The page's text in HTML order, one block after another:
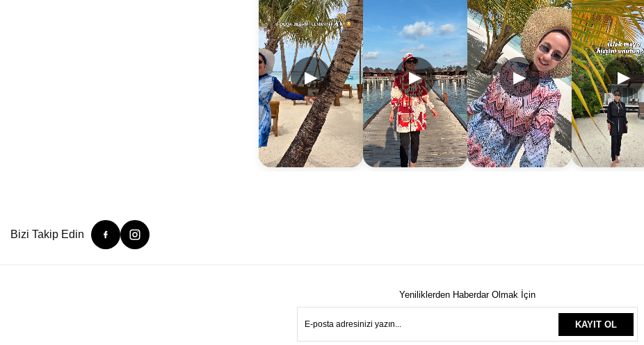
▶ ▶ ▶ ▶
Bizi Takip Edin
Yeniliklerden Haberdar Olmak İçin
KAYIT OL